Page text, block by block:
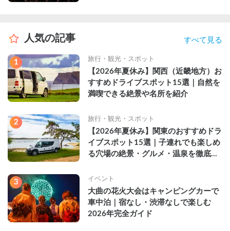
人気の記事 すべて見る
1 旅行・観光・スポット
【2026年夏休み】関西（近畿地方）お
すすめドライブスポット15選｜自然を
満喫できる絶景や名所を紹介
2 旅行・観光・スポット
【2026年夏休み】関東のおすすめドラ
イブスポット15選｜子連れでも楽しめ
る穴場の絶景・グルメ・温泉を徹底解
3 イベント
大曲の花火大会はキャンピングカーで
車中泊｜宿なし・渋滞なしで楽しむ
2026年完全ガイド